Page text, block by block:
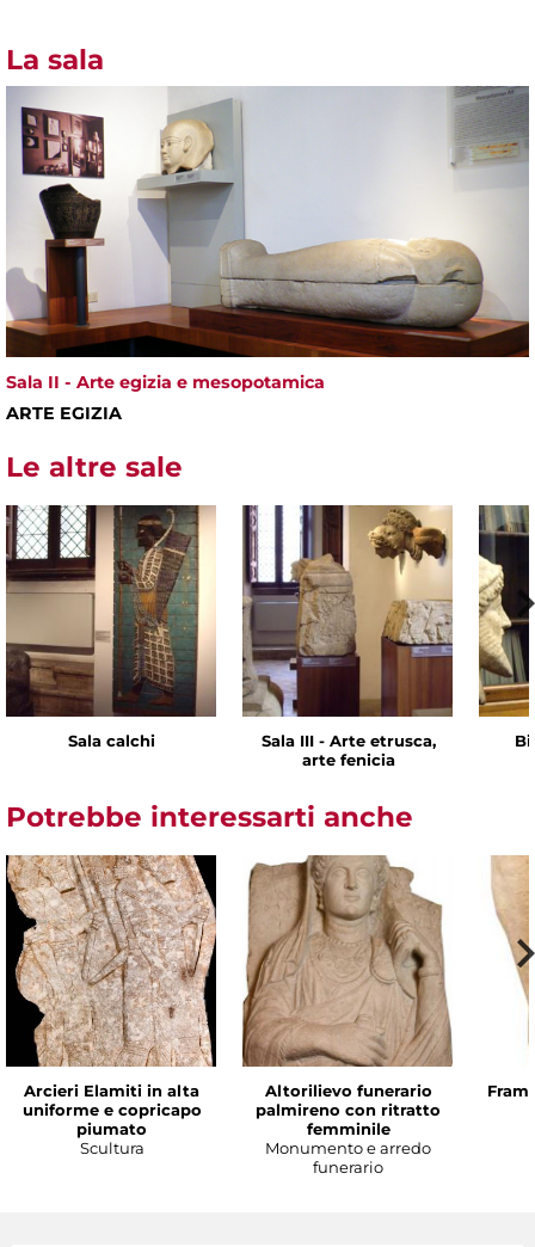
La sala
Sala II - Arte egizia e mesopotamica
ARTE EGIZIA
Le altre sale
Sala calchi
Sala III - Arte etrusca,
arte fenicia
Potrebbe interessarti anche
Arcieri Elamiti in alta
uniforme e copricapo
piumato
Scultura
Altorilievo funerario
palmireno con ritratto
femminile
Monumento e arredo
funerario